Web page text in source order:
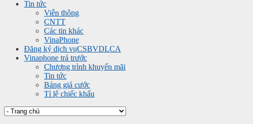
Tin tức
Viễn thông
CNTT
Các tin khác
VinaPhone
Đăng ký dịch vụCSBVDLCA
Vinaphone trả trước
Chương trình khuyến mãi
Tin tức
Bảng giá cước
Tỉ lệ chiếc khấu